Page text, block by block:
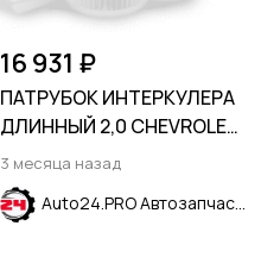
16 931 ₽
ПАТРУБОК ИНТЕРКУЛЕРА
ДЛИННЫЙ 2,0 CHEVROLET
EQUINOX 2017-2023
3 месяца назад
Auto24.PRO Автозапчасти